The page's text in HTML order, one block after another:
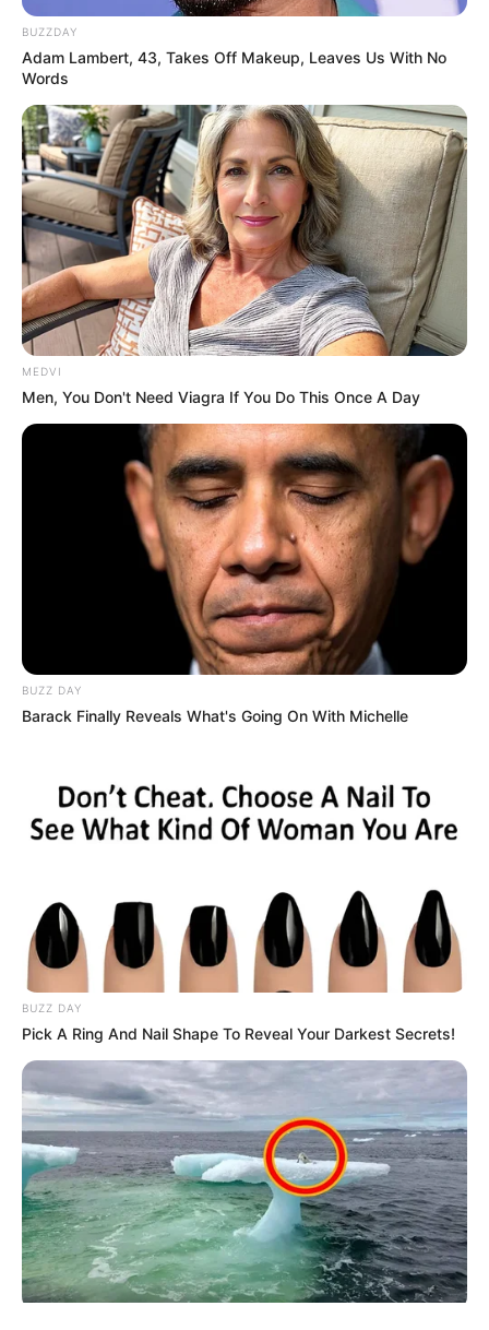
ΤΑΥΤΟΤΗΤΑ ΚΑΙ ΕΠΙΚΟΙΝΩΝΙΑ ΟΡΟΙ ΧΡΗΣΗΣ
© 2025 EVIANEWS του Γιώργου Κουτσελίνη
BUZZDAY
Adam Lambert, 43, Takes Off Makeup, Leaves Us With No
Words
MEDVI
Men, You Don't Need Viagra If You Do This Once A Day
BUZZ DAY
Barack Finally Reveals What's Going On With Michelle
BUZZ DAY
Pick A Ring And Nail Shape To Reveal Your Darkest Secrets!